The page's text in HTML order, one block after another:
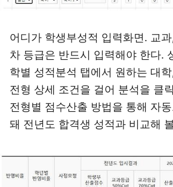
어디가 학생부성적 입력화면. 교
차 등급은 반드시 입력해야 한다.
학별 성적분석 탭에서 원하는 대
전형 상세 조건을 걸어 분석을 클
전형별 점수산출 방법을 통해 자
돼 전년도 합격생 성적과 비교해